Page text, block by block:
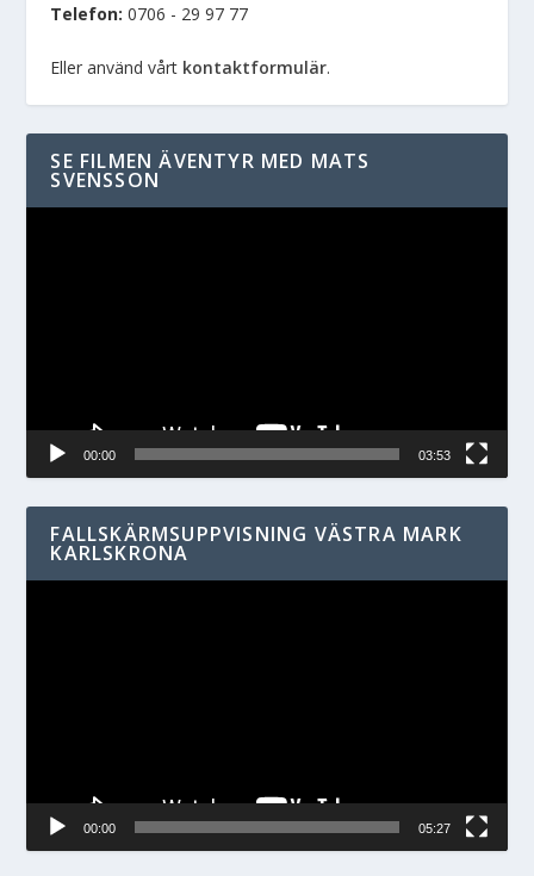
Telefon: 0706 - 29 97 77
Eller använd vårt kontaktformulär.
SE FILMEN ÄVENTYR MED MATS
SVENSSON
00:00 03:53
FALLSKÄRMSUPPVISNING VÄSTRA MARK
KARLSKRONA
00:00 05:27